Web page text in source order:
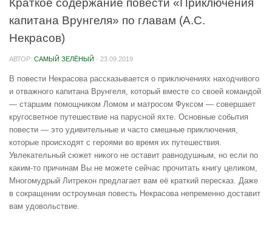
капитана Врунгеля» по главам (А.С.
Некрасов)
АВТОР: САМЫЙ ЗЕЛЁНЫЙ · 23.09.2019
В повести Некрасова рассказывается о приключениях находчивого
и отважного капитана Врунгеля, который вместе со своей командой
— старшим помощником Ломом и матросом Фуксом — совершает
кругосветное путешествие на парусной яхте. Основные события
повести — это удивительные и часто смешные приключения,
которые происходят с героями во время их путешествия.
Увлекательный сюжет никого не оставит равнодушным, но если по
каким-то причинам Вы не можете сейчас прочитать книгу целиком,
Многомудрый Литрекон предлагает вам её краткий пересказ. Даже
в сокращении остроумная повесть Некрасова непременно доставит
вам удовольствие.